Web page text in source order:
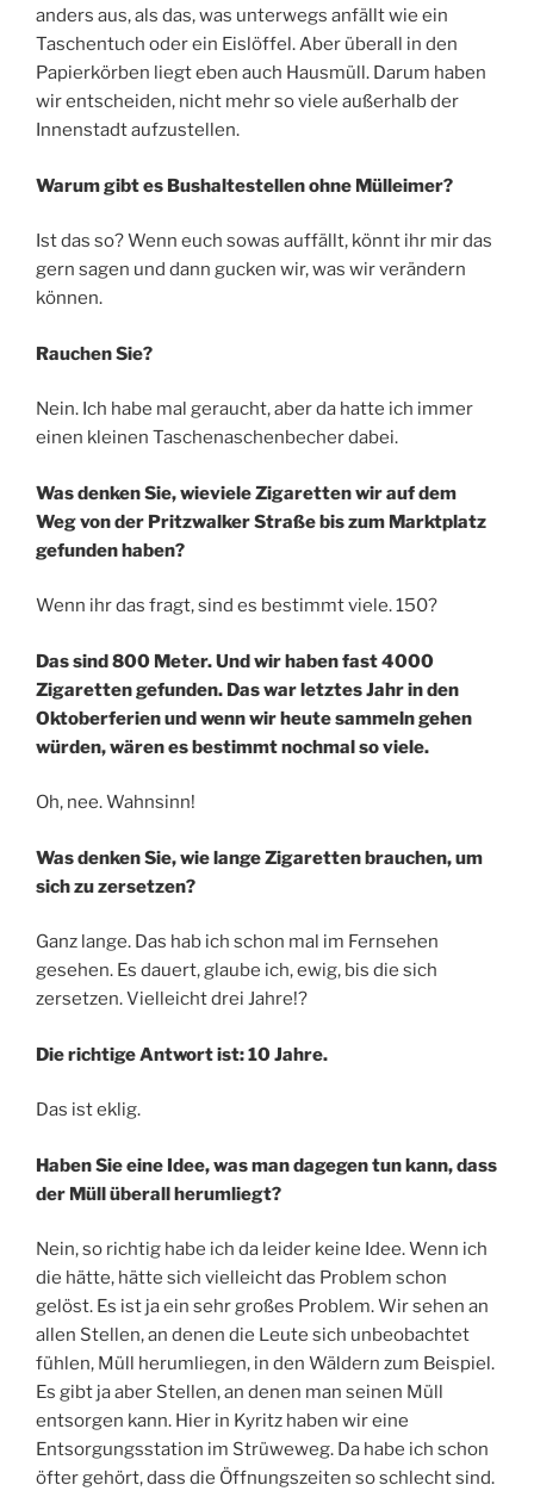
anders aus, als das, was unterwegs anfällt wie ein
Taschentuch oder ein Eislöffel. Aber überall in den
Papierkörben liegt eben auch Hausmüll. Darum haben
wir entscheiden, nicht mehr so viele außerhalb der
Innenstadt aufzustellen.
Warum gibt es Bushaltestellen ohne Mülleimer?
Ist das so? Wenn euch sowas auffällt, könnt ihr mir das
gern sagen und dann gucken wir, was wir verändern
können.
Rauchen Sie?
Nein. Ich habe mal geraucht, aber da hatte ich immer
einen kleinen Taschenaschenbecher dabei.
Was denken Sie, wieviele Zigaretten wir auf dem
Weg von der Pritzwalker Straße bis zum Marktplatz
gefunden haben?
Wenn ihr das fragt, sind es bestimmt viele. 150?
Das sind 800 Meter. Und wir haben fast 4000
Zigaretten gefunden. Das war letztes Jahr in den
Oktoberferien und wenn wir heute sammeln gehen
würden, wären es bestimmt nochmal so viele.
Oh, nee. Wahnsinn!
Was denken Sie, wie lange Zigaretten brauchen, um
sich zu zersetzen?
Ganz lange. Das hab ich schon mal im Fernsehen
gesehen. Es dauert, glaube ich, ewig, bis die sich
zersetzen. Vielleicht drei Jahre!?
Die richtige Antwort ist: 10 Jahre.
Das ist eklig.
Haben Sie eine Idee, was man dagegen tun kann, dass
der Müll überall herumliegt?
Nein, so richtig habe ich da leider keine Idee. Wenn ich
die hätte, hätte sich vielleicht das Problem schon
gelöst. Es ist ja ein sehr großes Problem. Wir sehen an
allen Stellen, an denen die Leute sich unbeobachtet
fühlen, Müll herumliegen, in den Wäldern zum Beispiel.
Es gibt ja aber Stellen, an denen man seinen Müll
entsorgen kann. Hier in Kyritz haben wir eine
Entsorgungsstation im Strüweweg. Da habe ich schon
öfter gehört, dass die Öffnungszeiten so schlecht sind.